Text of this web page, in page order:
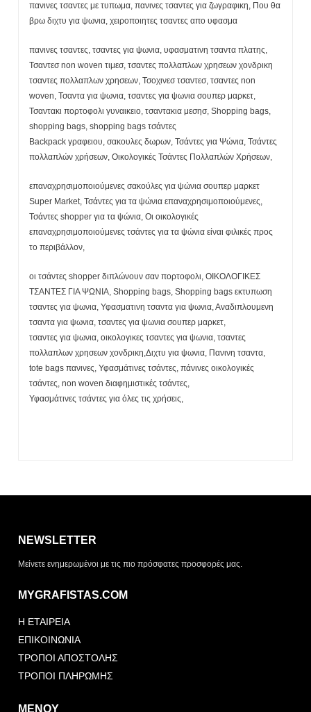
πανινες τσαντες με τυπωμα, πανινες τσαντες για ζωγραφικη, Που θα
βρω διχτυ για ψωνια, χειροποιητες τσαντες απο υφασμα
πανινες τσαντες, τσαντες για ψωνια, υφασματινη τσαντα πλατης,
Τσαντεσ non woven τιμεσ, τσαντες πολλαπλων χρησεων χονδρικη
τσαντες πολλαπλων χρησεων, Τσοχινεσ τσαντεσ, τσαντες non
woven, Τσαντα για ψωνια, τσαντες για ψωνια σουπερ μαρκετ,
Τσαντακι πορτοφολι γυναικειο, τσαντακια μεσησ, Shopping bags,
shopping bags, shopping bags τσάντες
Backpack γραφειου, σακουλες δωρων, Τσάντες για Ψώνια, Τσάντες
πολλαπλών χρήσεων, Οικολογικές Τσάντες Πολλαπλών Χρήσεων,
επαναχρησιμοποιούμενες σακούλες για ψώνια σουπερ μαρκετ
Super Market, Τσάντες για τα ψώνια επαναχρησιμοποιούμενες,
Τσάντες shopper για τα ψώνια, Οι οικολογικές
επαναχρησιμοποιούμενες τσάντες για τα ψώνια είναι φιλικές προς
το περιβάλλον,
οι τσάντες shopper διπλώνουν σαν πορτοφολι, ΟΙΚΟΛΟΓΙΚΕΣ
ΤΣΑΝΤΕΣ ΓΙΑ ΨΩΝΙΑ, Shopping bags, Shopping bags εκτυπωση
τσαντες για ψωνια, Υφασματινη τσαντα για ψωνια, Αναδιπλουμενη
τσαντα για ψωνια, τσαντες για ψωνια σουπερ μαρκετ,
τσαντες για ψωνια, οικολογικες τσαντες για ψωνια, τσαντες
πολλαπλων χρησεων χονδρικη,Διχτυ για ψωνια, Πανινη τσαντα,
tote bags πανινες, Υφασμάτινες τσάντες, πάνινες οικολογικές
τσάντες, non woven διαφημιστικές τσάντες,
Υφασμάτινες τσάντες για όλες τις χρήσεις,
NEWSLETTER
Μείνετε ενημερωμένοι με τις πιο πρόσφατες προσφορές μας.
MYGRAFISTAS.COM
Η ΕΤΑΙΡΕΙΑ
ΕΠΙΚΟΙΝΩΝΙΑ
ΤΡΟΠΟΙ ΑΠΟΣΤΟΛΗΣ
ΤΡΟΠΟΙ ΠΛΗΡΩΜΗΣ
ΜΕΝΟΥ
ΤΡΌΠΟΣ ΠΑΡΆΔΟΣΗΣ